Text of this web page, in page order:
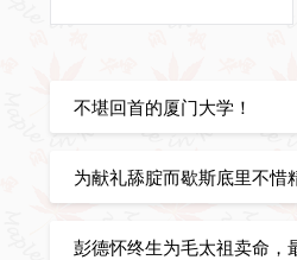
不堪回首的厦门大学！
为献礼舔腚而歇斯底里不惜
彭德怀终生为毛太祖卖命，